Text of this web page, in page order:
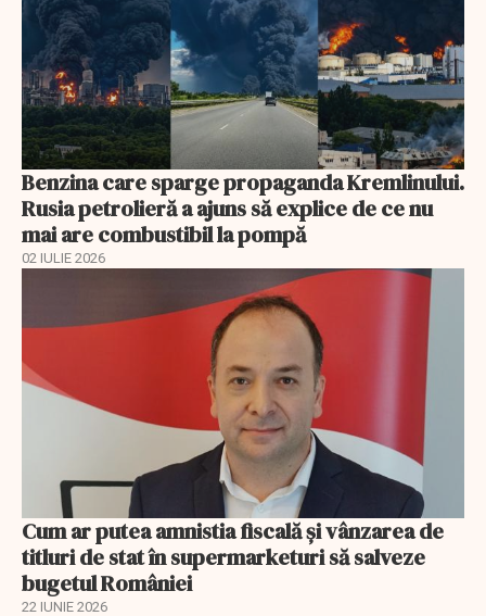
Benzina care sparge propaganda Kremlinului.
Rusia petrolieră a ajuns să explice de ce nu
mai are combustibil la pompă
02 IULIE 2026
Cum ar putea amnistia fiscală și vânzarea de
titluri de stat în supermarketuri să salveze
bugetul României
22 IUNIE 2026